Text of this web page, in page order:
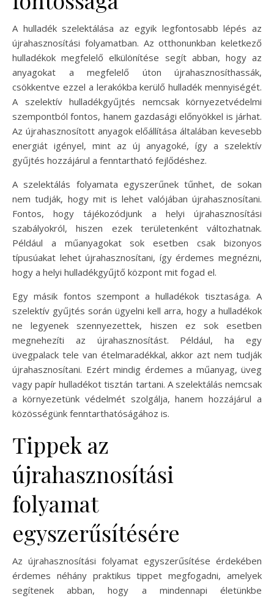
A hulladék szelektálása az egyik legfontosabb lépés az
újrahasznosítási folyamatban. Az otthonunkban keletkező
hulladékok megfelelő elkülönítése segít abban, hogy az
anyagokat a megfelelő úton újrahasznosíthassák,
csökkentve ezzel a lerakókba kerülő hulladék mennyiségét.
A szelektív hulladékgyűjtés nemcsak környezetvédelmi
szempontból fontos, hanem gazdasági előnyökkel is járhat.
Az újrahasznosított anyagok előállítása általában kevesebb
energiát igényel, mint az új anyagoké, így a szelektív
gyűjtés hozzájárul a fenntartható fejlődéshez.
A szelektálás folyamata egyszerűnek tűnhet, de sokan
nem tudják, hogy mit is lehet valójában újrahasznosítani.
Fontos, hogy tájékozódjunk a helyi újrahasznosítási
szabályokról, hiszen ezek területenként változhatnak.
Például a műanyagokat sok esetben csak bizonyos
típusúakat lehet újrahasznosítani, így érdemes megnézni,
hogy a helyi hulladékgyűjtő központ mit fogad el.
Egy másik fontos szempont a hulladékok tisztasága. A
szelektív gyűjtés során ügyelni kell arra, hogy a hulladékok
ne legyenek szennyezettek, hiszen ez sok esetben
megnehezíti az újrahasznosítást. Például, ha egy
üvegpalack tele van ételmaradékkal, akkor azt nem tudják
újrahasznosítani. Ezért mindig érdemes a műanyag, üveg
vagy papír hulladékot tisztán tartani. A szelektálás nemcsak
a környezetünk védelmét szolgálja, hanem hozzájárul a
közösségünk fenntarthatóságához is.
Tippek az
újrahasznosítási
folyamat
egyszerűsítésére
Az újrahasznosítási folyamat egyszerűsítése érdekében
érdemes néhány praktikus tippet megfogadni, amelyek
segítenek abban, hogy a mindennapi életünkbe